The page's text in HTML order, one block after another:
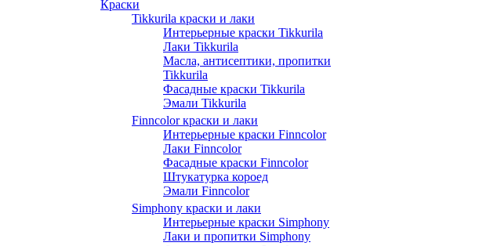
Краски
Tikkurila краски и лаки
Интерьерные краски Tikkurila
Лаки Tikkurila
Масла, антисептики, пропитки
Tikkurila
Фасадные краски Tikkurila
Эмали Tikkurila
Finncolor краски и лаки
Интерьерные краски Finncolor
Лаки Finncolor
Фасадные краски Finncolor
Штукатурка короед
Эмали Finncolor
Simphony краски и лаки
Интерьерные краски Simphony
Лаки и пропитки Simphony